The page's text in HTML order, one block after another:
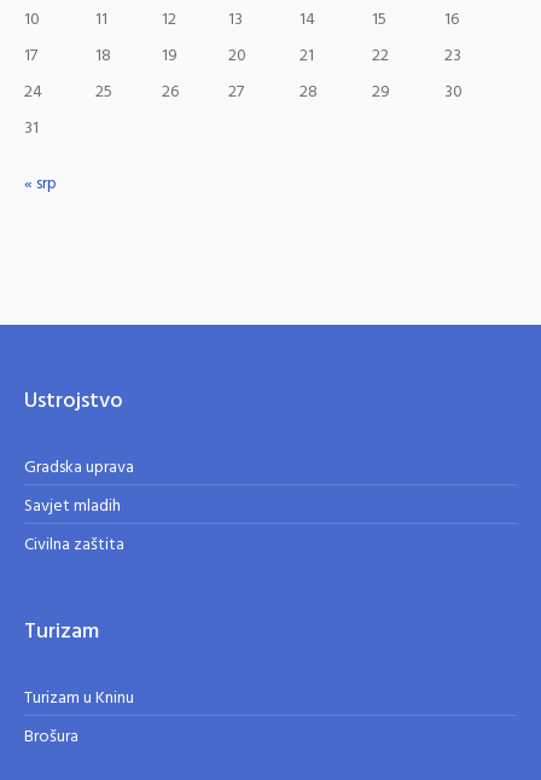
10
11 12 13 14 15
16
17
18 19 20 21 22
23
24
25 26 27 28 29
30
31
« srp
Ustrojstvo
Gradska uprava
Savjet mladih
Civilna zaštita
Turizam
Turizam u Kninu
Brošura